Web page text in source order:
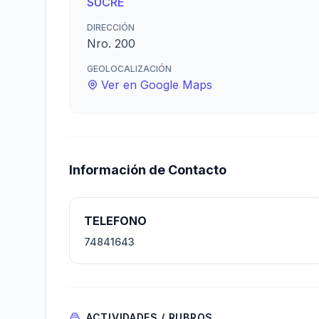
DIRECCIÓN
Nro. 200
GEOLOCALIZACIÓN
Ver en Google Maps
Información de Contacto
TELEFONO
74841643